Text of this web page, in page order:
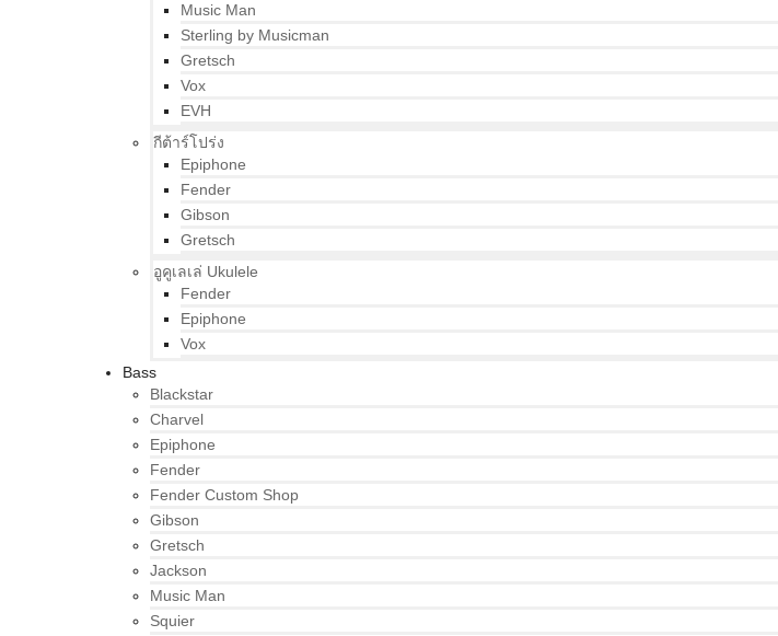
Music Man
Sterling by Musicman
Gretsch
Vox
EVH
กีต้าร์โปร่ง
Epiphone
Fender
Gibson
Gretsch
อูคูเลเล่ Ukulele
Fender
Epiphone
Vox
Bass
Blackstar
Charvel
Epiphone
Fender
Fender Custom Shop
Gibson
Gretsch
Jackson
Music Man
Squier